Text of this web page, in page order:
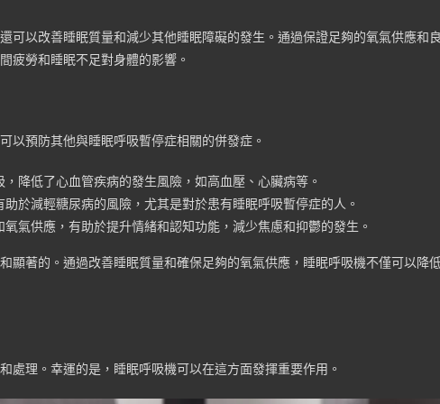
可以改善睡眠質量和減少其他睡眠障礙的發生。通過保證足夠的氧氣供應和
疲勞和睡眠不足對身體的影響。
以預防其他與睡眠呼吸暫停症相關的併發症。
降低了心血管疾病的發生風險，如高血壓、心臟病等。
於減輕糖尿病的風險，尤其是對於患有睡眠呼吸暫停症的人。
氣供應，有助於提升情緒和認知功能，減少焦慮和抑鬱的發生。
顯著的。通過改善睡眠質量和確保足夠的氧氣供應，睡眠呼吸機不僅可以降
處理。幸運的是，睡眠呼吸機可以在這方面發揮重要作用。